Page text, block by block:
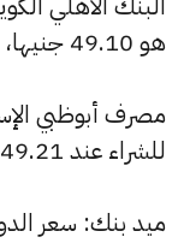
هو 49.10 جنيها، وسعر البيع هو 49.20 جنيها.
مصرف أبوظبي
للشراء عند 49.21 جنيها، وللبيع عند 49.30 جنيها.